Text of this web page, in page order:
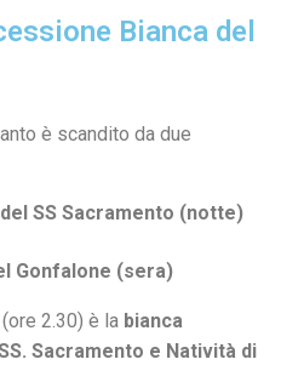
Bianca del
è scandito da due
SS Sacramento (notte)
Gonfalone (sera)
(ore 2.30) è la bianca
Sacramento e Natività di